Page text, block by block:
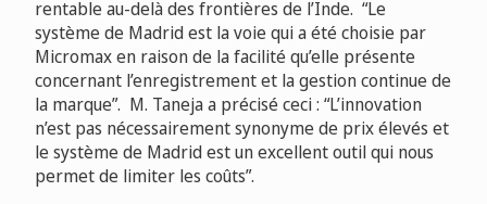
rentable au-delà des frontières de l’Inde. “Le
système de Madrid est la voie qui a été choisie par
Micromax en raison de la facilité qu’elle présente
concernant l’enregistrement et la gestion continue de
la marque”. M. Taneja a précisé ceci : “L’innovation
n’est pas nécessairement synonyme de prix élevés et
le système de Madrid est un excellent outil qui nous
permet de limiter les coûts”.